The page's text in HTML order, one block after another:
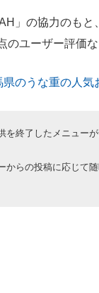
」の協力のもと
のユーザー評価
のうな重の人気
を終了したメニュー
からの投稿に応じて